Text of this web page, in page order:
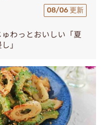
08/06 更新
わっとおいしい「夏
」